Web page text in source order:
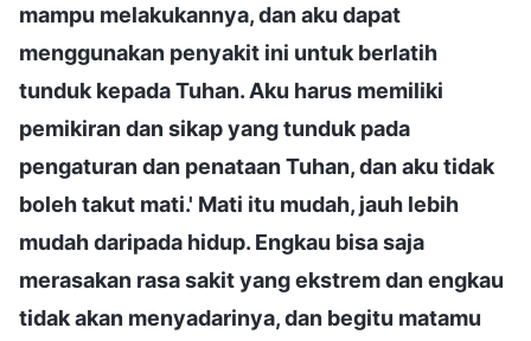
mampu melakukannya, dan aku dapat
menggunakan penyakit ini untuk berlatih
tunduk kepada Tuhan. Aku harus memiliki
pemikiran dan sikap yang tunduk pada
pengaturan dan penataan Tuhan, dan aku tidak
boleh takut mati.' Mati itu mudah, jauh lebih
mudah daripada hidup. Engkau bisa saja
merasakan rasa sakit yang ekstrem dan engkau
tidak akan menyadarinya, dan begitu matamu